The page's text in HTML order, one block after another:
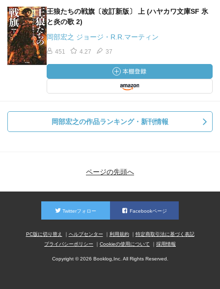
王狼たちの戦旗〔改訂新版〕 上 (ハヤカワ文庫SF 氷
と炎の歌 2)
岡部宏之 ジョージ・R.R.マーティン
451 4.27 37
岡部宏之の作品ランキング・新刊情報
ページの先頭へ
Twitterフォロー Facebookページ
PC版に切り替え ヘルプセンター 利用規約
特定商取引法に基づく表記
プライバシーポリシー
Cookieの使用について 採用情報
Copyright © 2026 Booklog,Inc. All Rights Reserved.